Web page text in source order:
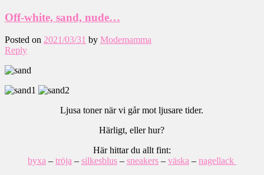
Off-white, sand, nude…
Posted on 2021/03/31 by Modemamma
Reply
Ljusa toner när vi går mot ljusare tider.
Härligt, eller hur?
Här hittar du allt fint:
byxa – tröja – silkesblus – sneakers – väska – nagellack